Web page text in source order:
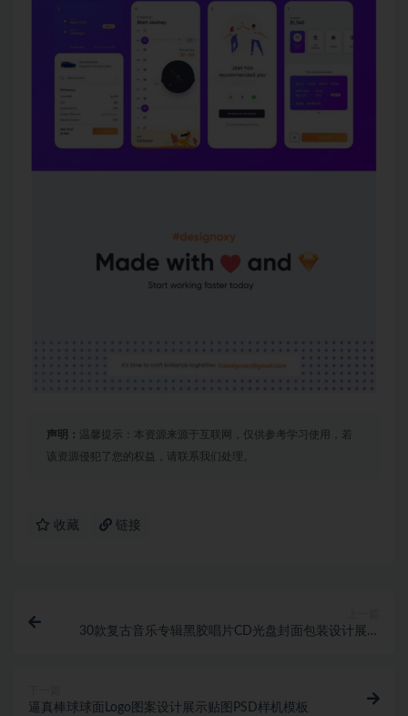
声明： 温馨提示：本资源来源于互联网，仅供参考学习使用，若
该资源侵犯了您的权益，请联系我们处理。
收藏 链接
30款复古音乐专辑黑胶唱片CD光盘封面包装设计展示
逼真棒球球面Logo图案设计展示贴图PSD样机模板